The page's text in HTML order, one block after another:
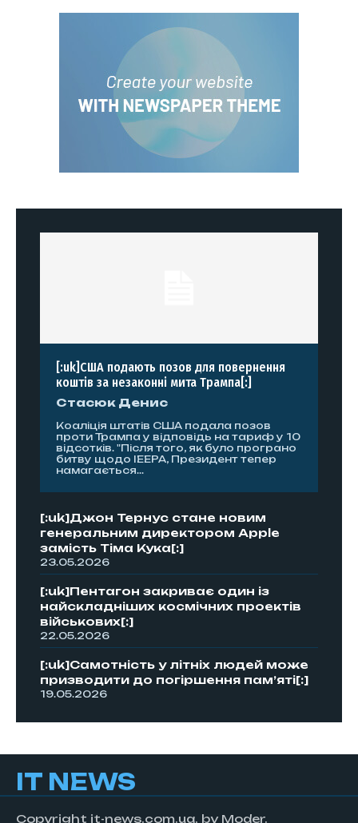
[:uk]США подають позов для повернення
коштів за незаконні мита Трампа[:]
Стасюк Денис
Коаліція штатів США подала позов
проти Трампа у відповідь на тариф у 10
відсотків. "Після того, як було програно
битву щодо IEEPA, Президент тепер
намагається...
[:uk]Джон Тернус стане новим
генеральним директором Apple
замість Тіма Кука[:]
23.05.2026
[:uk]Пентагон закриває один із
найскладніших космічних проектів
військових[:]
22.05.2026
[:uk]Самотність у літніх людей може
призводити до погіршення пам’яті[:]
19.05.2026
IT NEWS
Copyright it-news.com.ua, by Moder.